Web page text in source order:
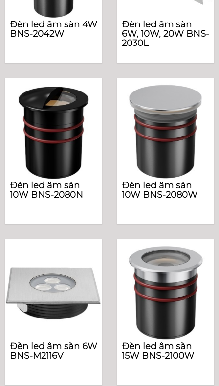
Đèn led âm sàn 4W
BNS-2042W
Đèn led âm sàn
6W, 10W, 20W BNS-
2030L
Đèn led âm sàn
10W BNS-2080N
Đèn led âm sàn
10W BNS-2080W
Đèn led âm sàn 6W
BNS-M2116V
Đèn led âm sàn
15W BNS-2100W